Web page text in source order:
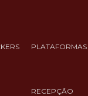
PLATAFORMAS
RECEPÇÃO